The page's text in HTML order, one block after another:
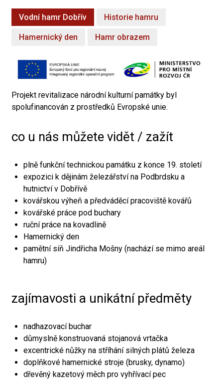
Vodní hamr Dobřív Historie hamru
Hamernický den Hamr obrazem
Projekt revitalizace národní kulturní památky byl
spolufinancován z prostředků Evropské unie.
co u nás můžete vidět / zažít
plně funkční technickou památku z konce 19. století
expozici k dějinám železářství na Podbrdsku a
hutnictví v Dobřívě
kovářskou výheň a předváděcí pracoviště kovářů
kovářské práce pod buchary
ruční práce na kovadlině
Hamernický den
pamětní síň Jindřicha Mošny (nachází se mimo areál
hamru)
zajímavosti a unikátní předměty
nadhazovací buchar
důmyslně konstruovaná stojanová vrtačka
excentrické nůžky na stříhání silných plátů železa
doplňkové hamernické stroje (brusky, dynamo)
dřevěný kazetový měch pro vyhřívací pec